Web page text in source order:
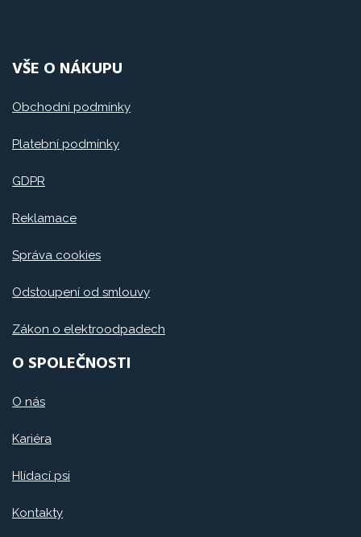
VŠE O NÁKUPU
Obchodní podmínky
Platební podmínky
GDPR
Reklamace
Správa cookies
Odstoupení od smlouvy
Zákon o elektroodpadech
O SPOLEČNOSTI
O nás
Kariéra
Hlídací psi
Kontakty